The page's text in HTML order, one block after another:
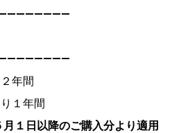
年間
１年間
１日以降のご購入分より適用